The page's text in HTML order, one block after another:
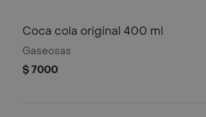
Coca cola original 400 ml
Gaseosas
$ 7000